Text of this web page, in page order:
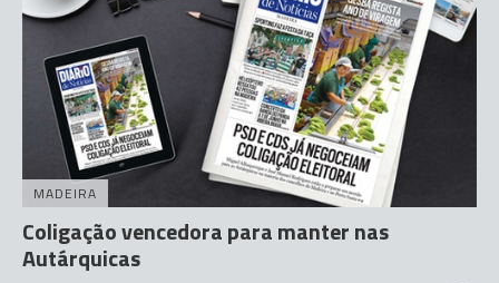
MADEIRA
Coligação vencedora para manter nas
Autárquicas